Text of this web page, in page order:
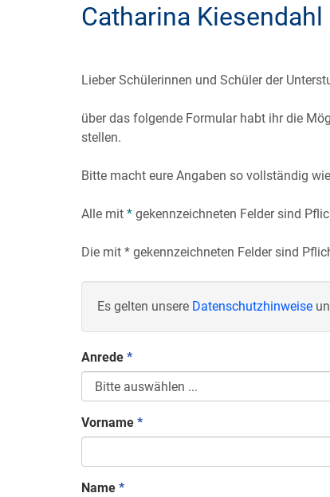
Catharina Kiesendahl
Lieber Schülerinnen und Schüler der
über das folgende Formular habt ihr die
stellen.
Bitte macht eure Angaben so vollständig
Alle mit * gekennzeichneten Felder sind
Die mit * gekennzeichneten Felder sind
Es gelten unsere Datenschutzhinweise
Anrede *
Vorname *
Name *